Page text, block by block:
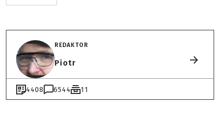
REDAKTOR
Piotr
4408 6544 11